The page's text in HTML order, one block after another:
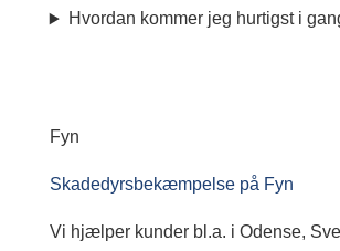
Hvordan kommer jeg hurtigst i
Fyn
Skadedyrsbekæmpelse på Fyn
Vi hjælper kunder bl.a. i Odense,